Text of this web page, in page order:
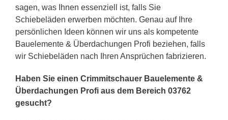
sagen, was Ihnen essenziell ist, falls Sie
Schiebeläden erwerben möchten. Genau auf Ihre
persönlichen Ideen können wir uns als kompetente
Bauelemente & Überdachungen Profi beziehen, falls
wir Schiebeläden nach Ihren Ansprüchen fabrizieren.
Haben Sie einen Crimmitschauer Bauelemente &
Überdachungen Profi aus dem Bereich 03762
gesucht?